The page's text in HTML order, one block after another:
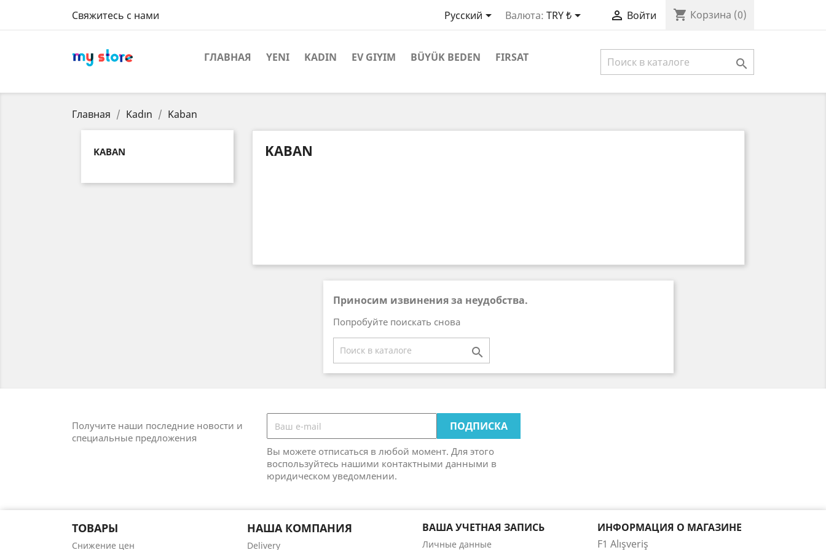
Свяжитесь с нами Русский Валюта: TRY ₺  Войти shopping_cart Корзина (0)
ГЛАВНАЯ YENI KADIN EV GIYIM BÜYÜK BEDEN FIRSAT 
Главная Kadın Kaban
KABAN KABAN
Приносим извинения за неудобства.
Попробуйте поискать снова

Получите наши последние новости и
специальные предложения
Вы можете отписаться в любой момент. Для этого
воспользуйтесь нашими контактными данными в
юридическом уведомлении.
ТОВАРЫ
Снижение цен
НАША КОМПАНИЯ
Delivery
ВАША УЧЕТНАЯ ЗАПИСЬ
Личные данные
ИНФОРМАЦИЯ О МАГАЗИНЕ
F1 Alışveriş